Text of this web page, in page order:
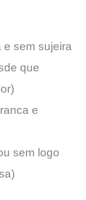
e sem sujeira
que
e
sem logo